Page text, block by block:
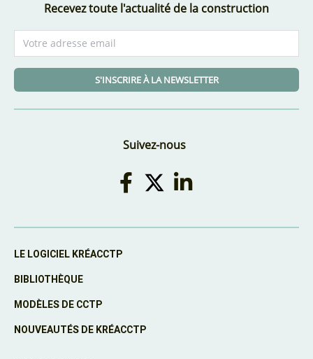
Recevez toute l'actualité de la construction
S'INSCRIRE À LA NEWSLETTER
Suivez-nous
LE LOGICIEL KRÉACCTP
BIBLIOTHÈQUE
MODÈLES DE CCTP
NOUVEAUTÉS DE KRÉACCTP